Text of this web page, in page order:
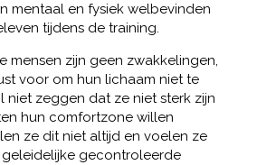
mentaal en fysiek welbevinden
tijdens de training.
mensen zijn geen zwakkelingen,
voor om hun lichaam niet te
niet zeggen dat ze niet sterk zijn
hun comfortzone willen
ze dit niet altijd en voelen ze
gecontroleerde